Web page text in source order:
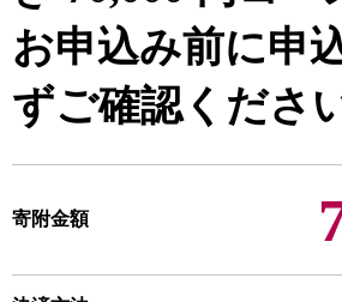
お申込み前に申
ずご確認くださ
寄附金額